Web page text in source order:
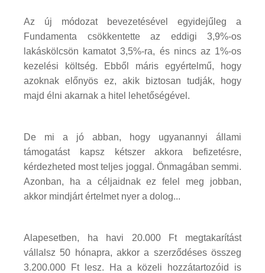
Az új módozat bevezetésével egyidejűleg a
Fundamenta csökkentette az eddigi 3,9%-os
lakáskölcsön kamatot 3,5%-ra, és nincs az 1%-os
kezelési költség. Ebből máris egyértelmű, hogy
azoknak előnyös ez, akik biztosan tudják, hogy
majd élni akarnak a hitel lehetőségével.
De mi a jó abban, hogy ugyanannyi állami
támogatást kapsz kétszer akkora befizetésre,
kérdezheted most teljes joggal. Önmagában semmi.
Azonban, ha a céljaidnak ez felel meg jobban,
akkor mindjárt értelmet nyer a dolog...
Alapesetben, ha havi 20.000 Ft megtakarítást
vállalsz 50 hónapra, akkor a szerződéses összeg
3.200.000 Ft lesz. Ha a közeli hozzátartozóid is